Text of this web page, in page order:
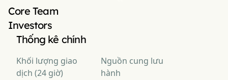
Core Team
Investors
Thống kê chính
Khối lượng giao
dịch (24 giờ)
Nguồn cung lưu
hành